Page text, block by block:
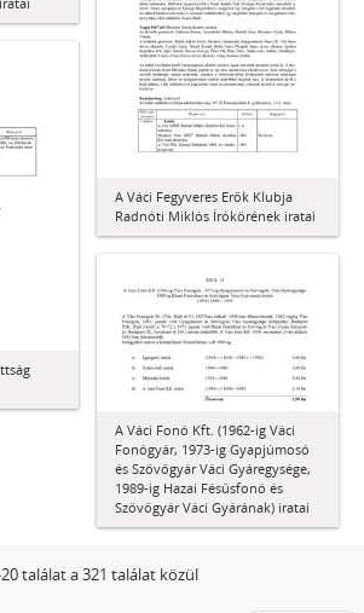
A Váci Fegyveres Erők Klubja
Radnóti Miklós Írókörének iratai
A Váci Fonó Kft. (1962-ig Váci
Fonógyár, 1973-ig Gyapjúmosó
és Szövőgyár Váci Gyáregysége,
1989-ig Hazai Fésűsfonó és
Szövőgyár Váci Gyárának) iratai
találat a 321 találat közül